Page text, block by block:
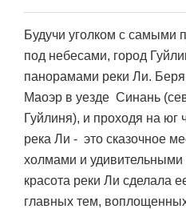
Будучи уголком с самыми
под небесами, город
панорамами реки Ли.
Маоэр в уезде Синань
Гуйлиня), и проходя на юг
река Ли - это сказочное
холмами и
красота реки Ли сделала
главных тем,